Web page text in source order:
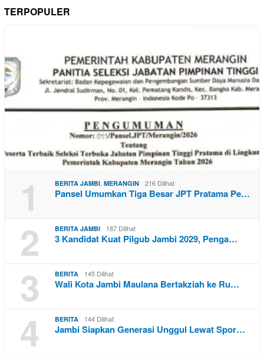
TERPOPULER
1 BERITA JAMBI MERANGIN 216 Dilihat
Pansel Umumkan Tiga Besar JPT Pratama Pe…
2 BERITA JAMBI 187 Dilihat
3 Kandidat Kuat Pilgub Jambi 2029, Penga…
3 BERITA 145 Dilihat
Wali Kota Jambi Maulana Bertakziah ke Ru…
4 BERITA 144 Dilihat
Jambi Siapkan Generasi Unggul Lewat Spor…